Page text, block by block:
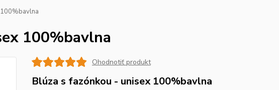
100%bavlna
Ohodnotiť produkt
Blúza s fazónkou - unisex 100%bavlna